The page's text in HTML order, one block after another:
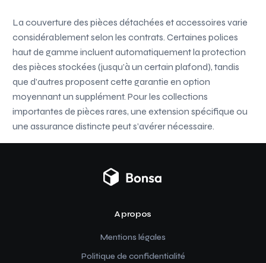
La couverture des pièces détachées et accessoires varie
considérablement selon les contrats. Certaines polices
haut de gamme incluent automatiquement la protection
des pièces stockées (jusqu’à un certain plafond), tandis
que d’autres proposent cette garantie en option
moyennant un supplément. Pour les collections
importantes de pièces rares, une extension spécifique ou
une assurance distincte peut s’avérer nécessaire.
A propos
Mentions légales
Politique de confidentialité